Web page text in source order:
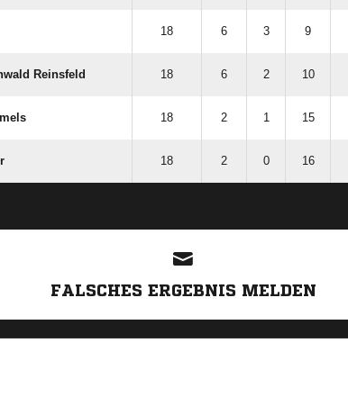
18 6 3 9
Reinsfeld 18 6 2 10
18 2 1 15
18 2 0 16
FALSCHES ERGEBNIS MELDEN